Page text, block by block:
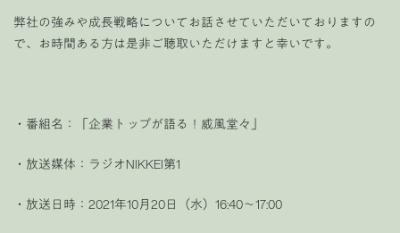
弊社の強みや成長戦略についてお話させていただいておりますの
で、お時間ある方は是非ご聴取いただけますと幸いです。
・番組名：「企業トップが語る！威風堂々」
・放送媒体：ラジオNIKKEI第1
・放送日時：2021年10月20日（水）16:40～17:00